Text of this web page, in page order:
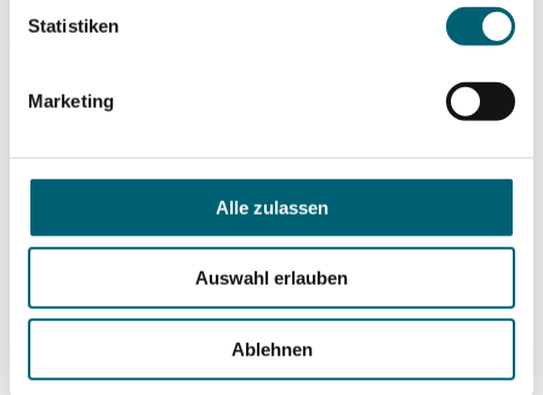
Statistiken
Marketing
Alle zulassen
Auswahl erlauben
Ablehnen
Sicher und mit Freude zurück zu Sport und Bewegung
Stärkung des allgemeinen Gesundheitszustandes und der
Verbesserung des Aktivitätslevels
Steigerung der Lebensqualität
Bewegung in einer traumhaften Berg- und Ferienregion
"Die geballte Ladung an Kompetenz, die ich bei allen
sensationell. Die Aussage von Dr. med. Walter Kistler,
wie ich mit den Hüften umgehen darf, war super. Aber
auch die Physiotherapie und sonstige Tests haben mir
sehr Zuversicht gegeben." Christian G., Wegenstetten